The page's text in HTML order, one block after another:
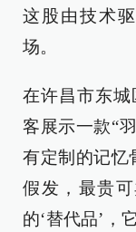
这股由技术
场。
在许昌市东
客展示一款“
有定制的记忆
假发，最贵
的‘替代品’，